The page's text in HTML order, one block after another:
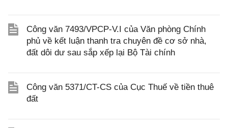
Công văn 7493/VPCP-V.I của Văn phòng Chính
phủ về kết luận thanh tra chuyên đề cơ sở nhà,
đất dôi dư sau sắp xếp lại Bộ Tài chính
Công văn 5371/CT-CS của Cục Thuế về tiền thuê
đất